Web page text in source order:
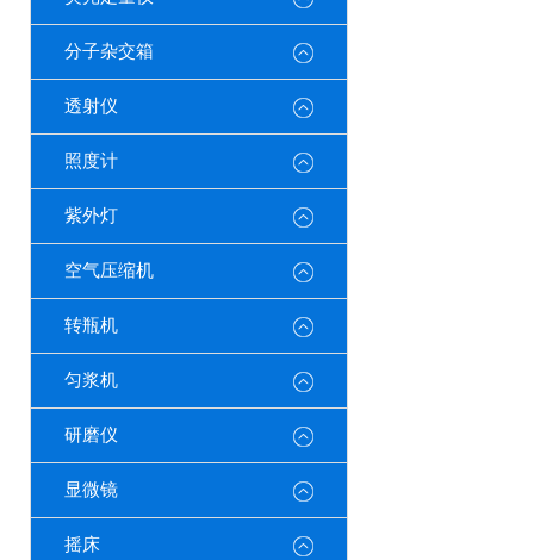
分子杂交箱
透射仪
照度计
紫外灯
空气压缩机
转瓶机
匀浆机
研磨仪
显微镜
摇床